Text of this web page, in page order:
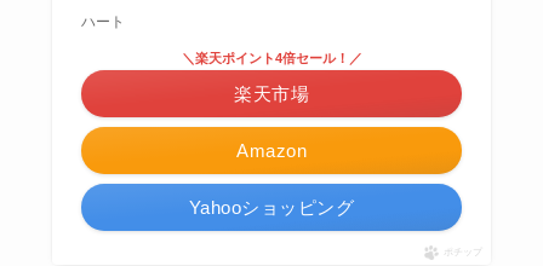
ハート
Amazon
＼楽天ポイント4倍セール！／
楽天市場
Yahooショッピング
ポチップ